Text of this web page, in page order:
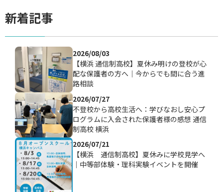
新着記事
2026/08/03
【横浜 通信制高校】夏休み明けの登校が心
配な保護者の方へ｜今からでも間に合う進
路相談
2026/07/27
不登校から高校生活へ：学びなおし安心プ
ログラムに入会された保護者様の感想 通信
制高校 横浜
2026/07/21
【横浜 通信制高校】夏休みに学校見学へ
｜中等部体験・理科実験イベントを開催